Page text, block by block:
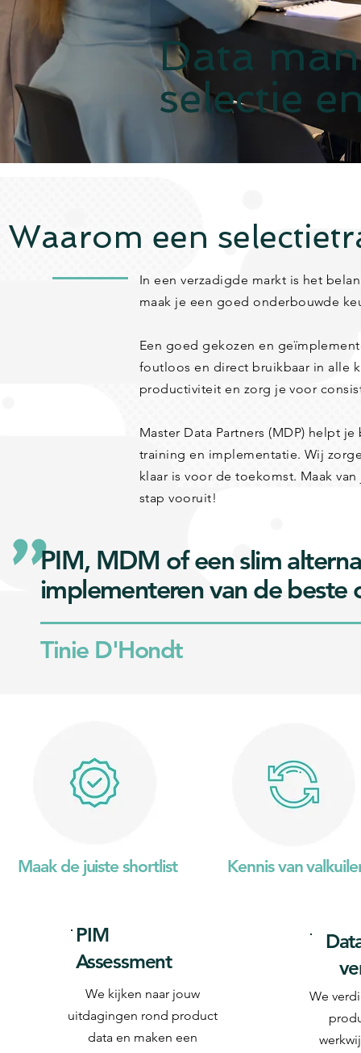
Data
selectie
Waarom een
In een verzadigde markt is het
maak je een goed onderbouwde
Een goed gekozen en
foutloos en direct bruikbaar in alle
productiviteit en zorg je voor
Master Data Partners (MDP) helpt
training en implementatie. Wij
klaar is voor de toekomst. Maak
stap vooruit!
"PIM, MDM of een slim
implementeren van de
Tinie D'Hondt
Maak de juiste shortlist Kennis van
PIM
Assessment
We kijken naar jouw
uitdagingen rond product
data en maken een
We